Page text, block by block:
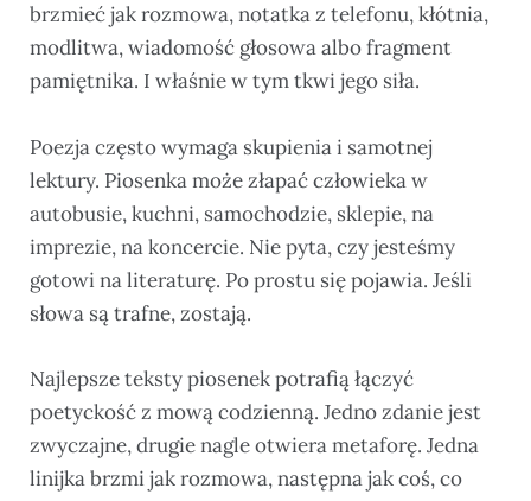
brzmieć jak rozmowa, notatka z telefonu, kłótnia,
modlitwa, wiadomość głosowa albo fragment
pamiętnika. I właśnie w tym tkwi jego siła.
Poezja często wymaga skupienia i samotnej
lektury. Piosenka może złapać człowieka w
autobusie, kuchni, samochodzie, sklepie, na
imprezie, na koncercie. Nie pyta, czy jesteśmy
gotowi na literaturę. Po prostu się pojawia. Jeśli
słowa są trafne, zostają.
Najlepsze teksty piosenek potrafią łączyć
poetyckość z mową codzienną. Jedno zdanie jest
zwyczajne, drugie nagle otwiera metaforę. Jedna
linijka brzmi jak rozmowa, następna jak coś, co